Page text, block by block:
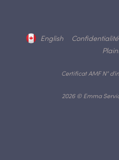
2026 © Emma
Certificat AMF N°
English Confidentialité